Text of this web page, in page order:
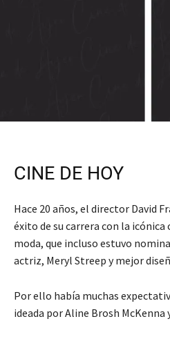
CINE DE HOY
Hace 20 años, el director David
éxito de su carrera con la
moda, que incluso estuvo
actriz, Meryl Streep y mejor
Por ello había muchas
ideada por Aline Brosh McKenna